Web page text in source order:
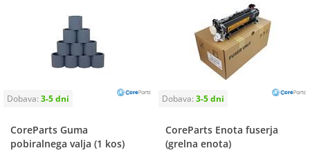
CoreParts Guma
pobiralnega valja (1 kos)
CoreParts Enota fuserja
(grelna enota)